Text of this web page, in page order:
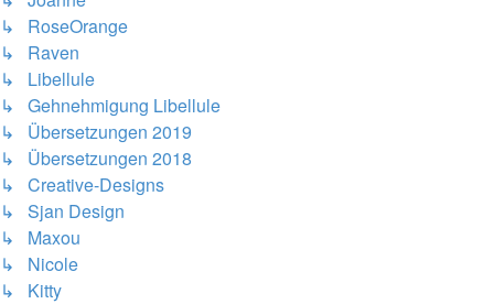
↳ RoseOrange
↳ Raven
↳ Libellule
↳ Gehnehmigung Libellule
↳ Übersetzungen 2019
↳ Übersetzungen 2018
↳ Creative-Designs
↳ Sjan Design
↳ Maxou
↳ Nicole
↳ Kitty